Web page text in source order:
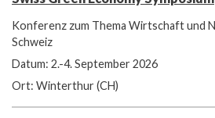
Konferenz zum Thema Wirtschaft und
Schweiz
Datum: 2.-4. September 2026
Ort: Winterthur (CH)